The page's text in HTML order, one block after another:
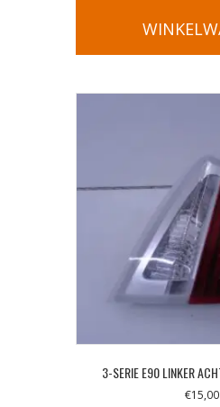
3-SERIE E90 LINKER
€15,00